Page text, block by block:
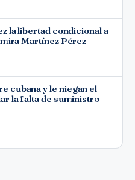
la libertad condicional a
Martínez Pérez
cubana y le niegan el
la falta de suministro